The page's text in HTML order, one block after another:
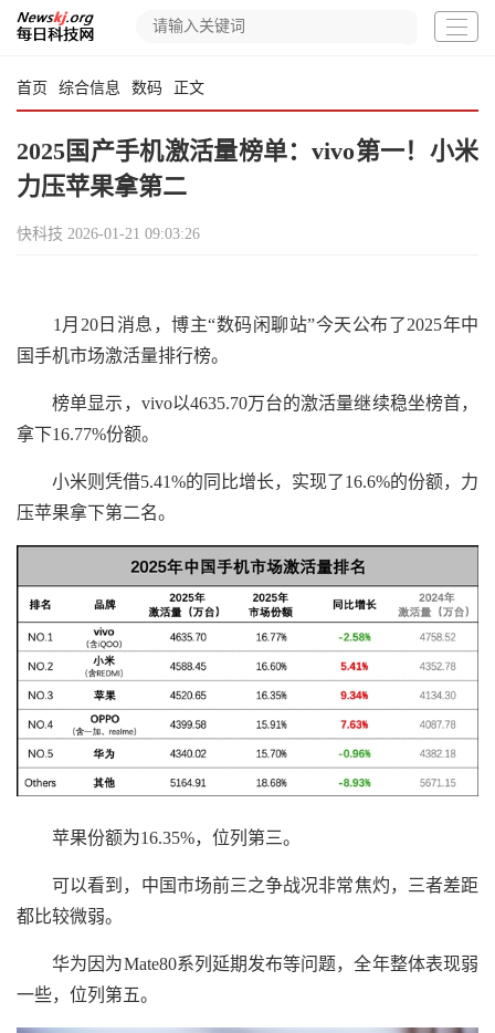
首页 综合信息 数码 正文
2025国产手机激活量榜单：vivo第一！小米
力压苹果拿第二
快科技 2026-01-21 09:03:26
1月20日消息，博主“数码闲聊站”今天公布了2025年中
国手机市场激活量排行榜。
榜单显示，vivo以4635.70万台的激活量继续稳坐榜首，
拿下16.77%份额。
小米则凭借5.41%的同比增长，实现了16.6%的份额，力
压苹果拿下第二名。
苹果份额为16.35%，位列第三。
可以看到，中国市场前三之争战况非常焦灼，三者差距
都比较微弱。
华为因为Mate80系列延期发布等问题，全年整体表现弱
一些，位列第五。